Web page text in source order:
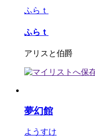
ふらｔ
ふらｔ
アリスと伯爵
夢幻館
ようすけ